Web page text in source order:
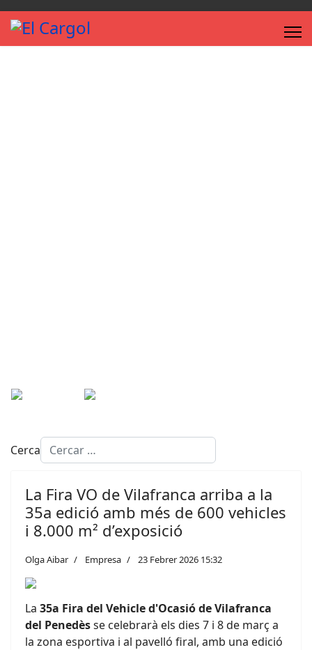
Cerca
La Fira VO de Vilafranca arriba a la
35a edició amb més de 600 vehicles
i 8.000 m² d’exposició
Olga Aibar Empresa 23 Febrer 2026 15:32
La 35a Fira del Vehicle d'Ocasió de Vilafranca
del Penedèsse celebrarà els dies 7 i 8 de març a
la zona esportiva i al pavelló firal, amb una edició